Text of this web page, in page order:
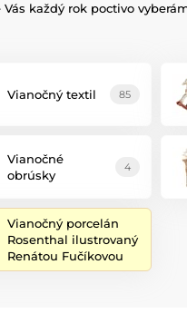
každý rok poctivo
Vianočný textil 85
Vianočné
obrúsky
4
Vianočný porcelán
Rosenthal ilustrovaný
Renátou Fučíkovou